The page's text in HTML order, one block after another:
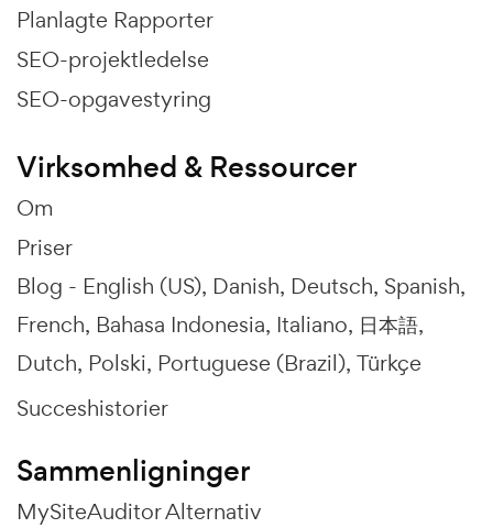
Planlagte Rapporter
SEO-projektledelse
SEO-opgavestyring
Virksomhed & Ressourcer
Om
Priser
Blog - English (US) Danish Deutsch Spanish
French Bahasa Indonesia Italiano 日本語
Dutch Polski Portuguese (Brazil) Türkçe
Succeshistorier
Sammenligninger
MySiteAuditor Alternativ